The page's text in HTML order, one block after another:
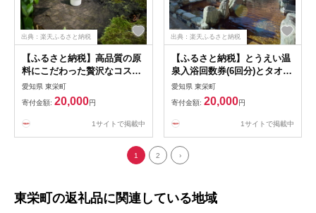
出典：楽天ふるさと納税
【ふるさと納税】高品質の原
料にこだわった贅沢なコスメ
「もと メイクアップクリー
ム」【1541742】
愛知県 東栄町
寄付金額: 20,000円
1サイトで掲載中
出典：楽天ふるさと納税
【ふるさと納税】とうえい温
泉入浴回数券(6回分)とタオル
のセット【1020664】
愛知県 東栄町
寄付金額: 20,000円
1サイトで掲載中
1 2 ›
東栄町の返礼品に関連している地域